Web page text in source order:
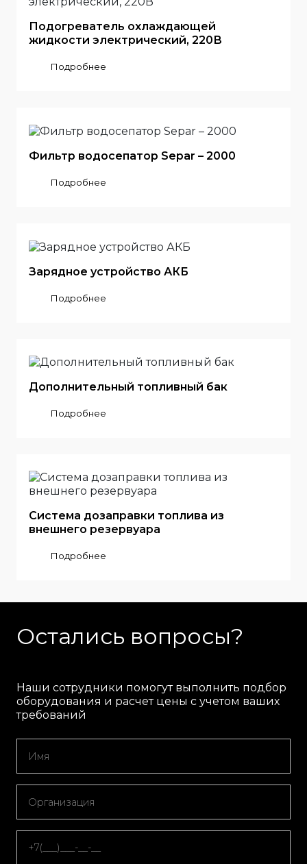
Подогреватель охлаждающей
жидкости электрический, 220В
Подробнее
Фильтр водосепатор Separ – 2000
Подробнее
Зарядное устройство АКБ
Подробнее
Дополнительный топливный бак
Подробнее
Система дозаправки топлива из
внешнего резервуара
Подробнее
Остались вопросы?
Наши сотрудники помогут выполнить подбор
оборудования и расчет цены с учетом ваших
требований